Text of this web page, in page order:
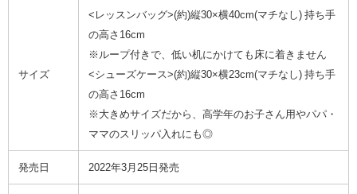
サイズ
<レッスンバッグ>(約)縦30×横40cm(マチなし) 持ち手
の高さ16cm
※ループ付きで、低い机にかけても床に着きません
<シューズケース>(約)縦30×横23cm(マチなし) 持ち手
の高さ16cm
※ 大きめサイズだから、高学年のお子さん用やパパ・
ママのスリッパ入れにも◎
発売日 2022年3月25日発売